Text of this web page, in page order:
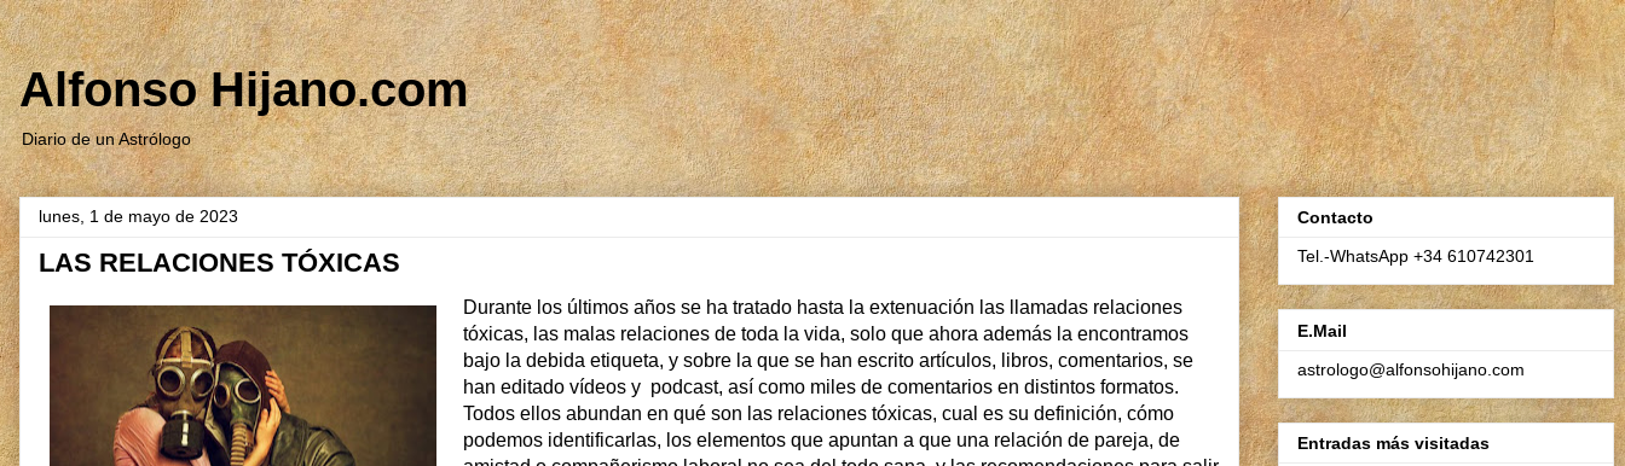
Alfonso Hijano.com
Diario de un Astrólogo
lunes, 1 de mayo de 2023
LAS RELACIONES TÓXICAS
Durante los últimos años se ha tratado hasta la extenuación las llamadas relaciones
tóxicas, las malas relaciones de toda la vida, solo que ahora además la encontramos
bajo la debida etiqueta, y sobre la que se han escrito artículos, libros, comentarios, se
han editado vídeos y podcast, así como miles de comentarios en distintos formatos.
Todos ellos abundan en qué son las relaciones tóxicas, cual es su definición, cómo
podemos identificarlas, los elementos que apuntan a que una relación de pareja, de
Contacto
Tel.-WhatsApp +34 610742301
E.Mail
astrologo@alfonsohijano.com
Entradas más visitadas